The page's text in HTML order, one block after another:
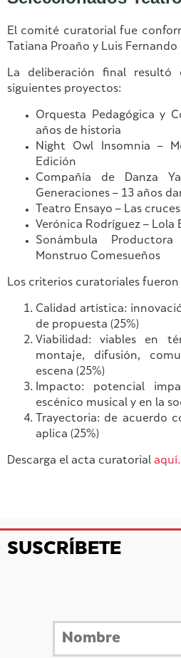
El comité curatorial fue
Tatiana Proaño y Luis Fernando
La deliberación final
siguientes proyectos:
Orquesta Pedagógica y
años de historia
Night Owl Insomnia –
Edición
Compañía de Danza
Generaciones – 13 años
Teatro Ensayo – Las
Verónica Rodríguez – Lola
Sonámbula
Monstruo Comesueños
Los criterios curatoriales fueron
Calidad artística:
de propuesta (25%)
Viabilidad: viables en
montaje, difusión,
escena (25%)
Impacto: potencial
escénico musical y en la
Trayectoria: de acuerdo
aplica (25%)
Descarga el acta curatorial aquí.
SUSCRÍBETE